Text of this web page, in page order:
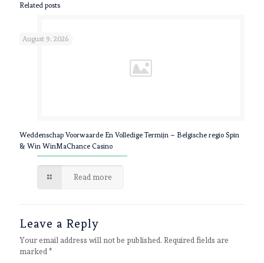
Related posts
August 9, 2026
Weddenschap Voorwaarde En Volledige Termijn – Belgische regio Spin
& Win WinMaChance Casino
Read more
Leave a Reply
Your email address will not be published. Required fields are
marked *